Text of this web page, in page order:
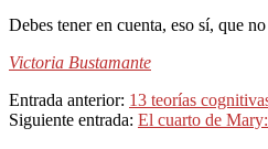
Debes tener en cuenta, eso sí, que
Victoria Bustamante
2023-
08-
Entrada anterior: 13 teorías
Siguiente entrada: El cuarto de